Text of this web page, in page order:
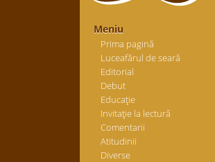
Meniu
Prima pagină
Luceafărul de seară
Editorial
Debut
Educaţie
Invitaţie la lectură
Comentarii
Atitudinii
Diverse